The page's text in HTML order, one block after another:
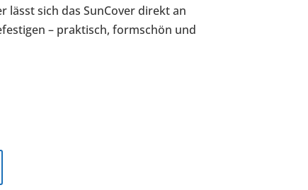
lässt sich das SunCover direkt an
– praktisch, formschön und